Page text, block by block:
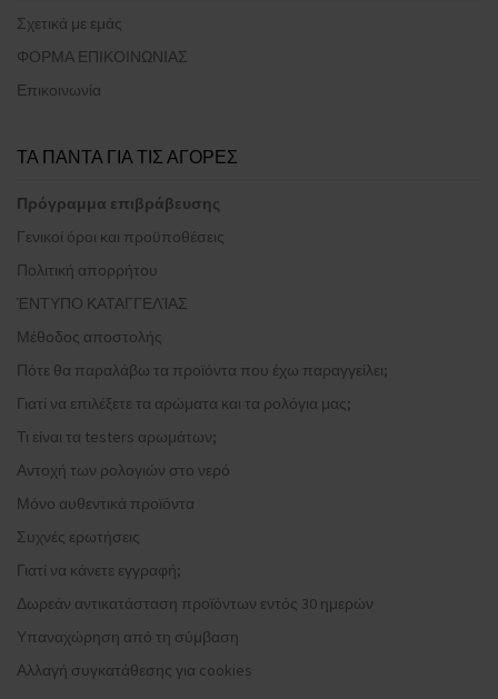
Σχετικά με εμάς
ΦΟΡΜΑ ΕΠΙΚΟΙΝΩΝΙΑΣ
Επικοινωνία
ΤΑ ΠΑΝΤΑ ΓΙΑ ΤΙΣ ΑΓΟΡΕΣ
Πρόγραμμα επιβράβευσης
Γενικοί όροι και προϋποθέσεις
Πολιτική απορρήτου
ΈΝΤΥΠΟ ΚΑΤΑΓΓΕΛΊΑΣ
Μέθοδος αποστολής
Πότε θα παραλάβω τα προϊόντα που έχω παραγγείλει;
Γιατί να επιλέξετε τα αρώματα και τα ρολόγια μας;
Τι είναι τα testers αρωμάτων;
Αντοχή των ρολογιών στο νερό
Μόνο αυθεντικά προϊόντα
Συχνές ερωτήσεις
Γιατί να κάνετε εγγραφή;
Δωρεάν αντικατάσταση προϊόντων εντός 30 ημερών
Υπαναχώρηση από τη σύμβαση
Αλλαγή συγκατάθεσης για cookies